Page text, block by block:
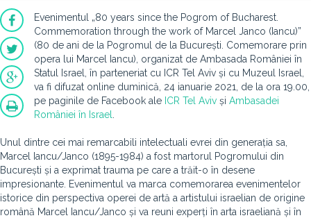
Evenimentul „80 years since the Pogrom of Bucharest.
Commemoration through the work of Marcel Janco (Iancu)”
(80 de ani de la Pogromul de la București. Comemorare prin
opera lui Marcel Iancu), organizat de Ambasada României în
Statul Israel, în parteneriat cu ICR Tel Aviv și cu Muzeul Israel,
va fi difuzat online duminică, 24 ianuarie 2021, de la ora 19.00,
pe paginile de Facebook ale ICR Tel Aviv și Ambasadei
României în Israel
Unul dintre cei mai remarcabili intelectuali evrei din generația sa,
Marcel Iancu/Janco (1895-1984) a fost martorul Pogromului din
București și a exprimat trauma pe care a trăit-o în desene
impresionante. Evenimentul va marca comemorarea evenimentelor
istorice din perspectiva operei de artă a artistului israelian de origine
română Marcel Iancu/Janco și va reuni experți în arta israeliană și în